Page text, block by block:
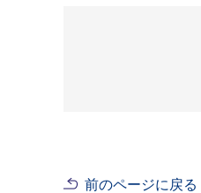
前のページに戻る